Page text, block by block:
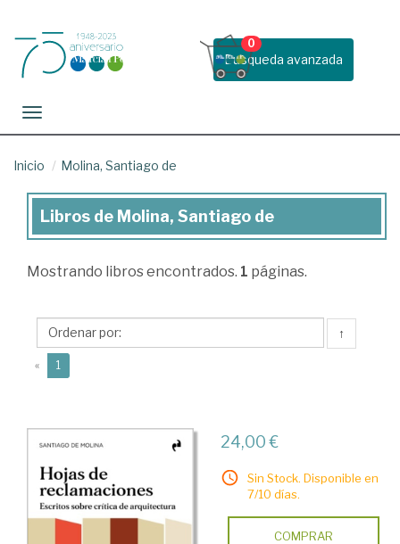
Busqueda avanzada
0
Toggle navigation
Inicio Molina, Santiago de
Libros
Molina,
de
Libros de Molina, Santiago de
Mostrando libros encontrados. 1 páginas.
↑
« 1
24,00 €
Sin Stock. Disponible en
7/10 días.
COMPRAR